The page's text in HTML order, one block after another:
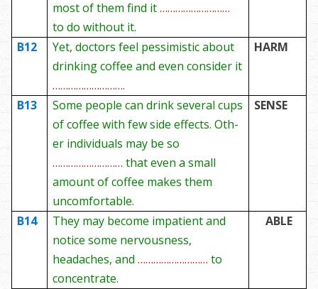
most of them find it………………………
to do without it.
B12
Yet, doctors feel pessimistic about
drinking coffee and even consider it
……………………….
HARM
B13
Some people can drink several cups
of coffee with few side effects. Oth­
er individuals may be so
……………………… that even a small
amount of coffee makes them
uncomfortable.
SENSE
B14
They may become impatient and
notice some nervousness,
headaches, and……………………… to
concentrate.
ABLE